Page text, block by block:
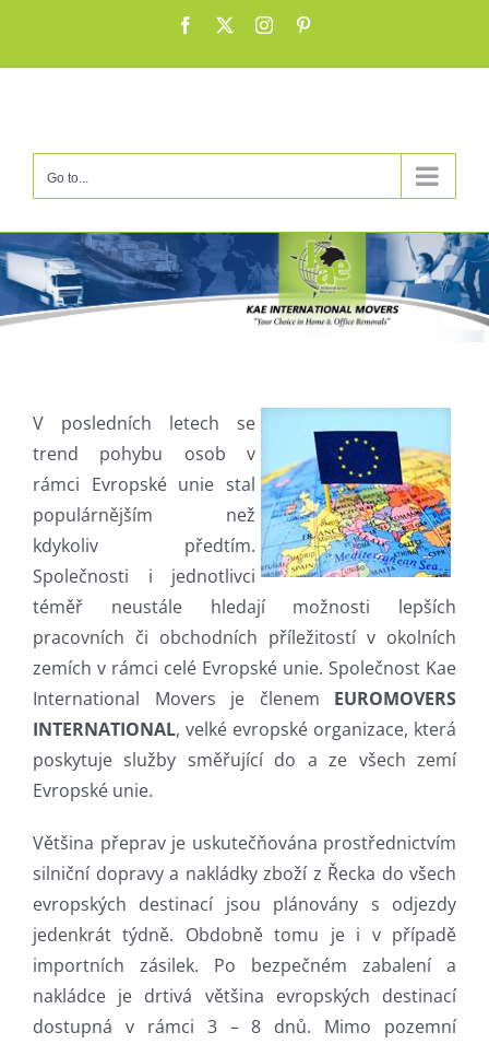
content
Facebook Instagram
Go to...
V posledních letech se
trend pohybu osob v
rámci Evropské unie stal
populárnějším než
kdykoliv předtím.
Společnosti i jednotlivci
téměř neustále hledají možnosti lepších
pracovních či obchodních příležitostí v okolních
zemích v rámci celé Evropské unie. Společnost Kae
International Movers je členem EUROMOVERS
INTERNATIONAL, velké evropské organizace, která
poskytuje služby směřující do a ze všech zemí
Evropské unie.
Většina přeprav je uskutečňována prostřednictvím
silniční dopravy a nakládky zboží z Řecka do všech
evropských destinací jsou plánovány s odjezdy
jedenkrát týdně. Obdobně tomu je i v případě
importních zásilek. Po bezpečném zabalení a
nakládce je drtivá většina evropských destinací
dostupná v rámci 3 – 8 dnů. Mimo pozemní